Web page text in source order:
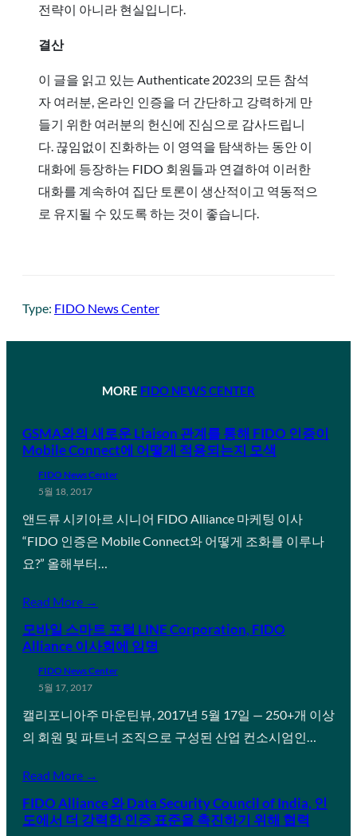
전략이 아니라 현실입니다.
결산
이 글을 읽고 있는 Authenticate 2023의 모든 참석
자 여러분, 온라인 인증을 더 간단하고 강력하게 만
들기 위한 여러분의 헌신에 진심으로 감사드립니
다. 끊임없이 진화하는 이 영역을 탐색하는 동안 이
대화에 등장하는 FIDO 회원들과 연결하여 이러한
대화를 계속하여 집단 토론이 생산적이고 역동적으
로 유지될 수 있도록 하는 것이 좋습니다.
Type: FIDO News Center
MORE FIDO NEWS CENTER
GSMA와의 새로운 Liaison 관계를 통해 FIDO 인증이
Mobile Connect에 어떻게 적용되는지 모색
FIDO News Center
5월 18, 2017
앤드류 시키아르 시니어 FIDO Alliance 마케팅 이사
“FIDO 인증은 Mobile Connect와 어떻게 조화를 이루나
요?” 올해부터…
Read More →
모바일 스마트 포털 LINE Corporation, FIDO
Alliance 이사회에 임명
FIDO News Center
5월 17, 2017
캘리포니아주 마운틴뷰, 2017년 5월 17일 — 250+개 이상
의 회원 및 파트너 조직으로 구성된 산업 컨소시엄인…
Read More →
FIDO Alliance 와 Data Security Council of India, 인
도에서 더 강력한 인증 표준을 촉진하기 위해 협력